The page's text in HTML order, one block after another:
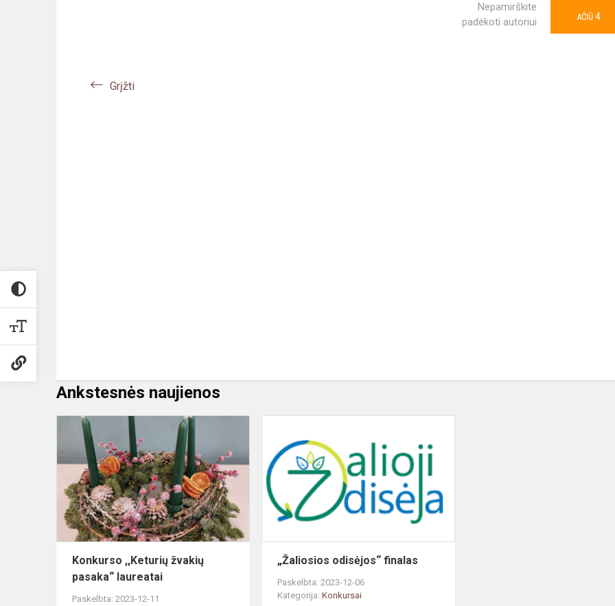
Nepamirškite
padėkoti autoriui
AČIŪ 4
Grįžti
Ankstesnės naujienos
žvakių
pasaka“
laureatai
Konkurso ,,Keturių žvakių
pasaka“ laureatai
Paskelbta: 2023-12-11
„Žaliosios odisėjos“ finalas
Paskelbta: 2023-12-06
Kategorija:Konkursai